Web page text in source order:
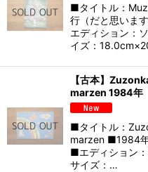
■タイトル：
行（だと思いま
エディション：
イズ：
【古本】
marzen 1984年
■タイトル：
marzen ■1984
■エディション
サイズ：…